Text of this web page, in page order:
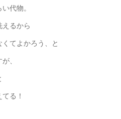
代物。
るから
てよかろう、と
、
る！